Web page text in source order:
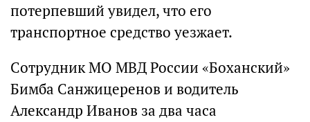
потерпевший увидел, что его
транспортное средство уезжает.
Cотрудник МО МВД России «Боханский»
Бимба Санжицеренов и водитель
Александр Иванов за два часа